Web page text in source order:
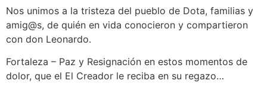
Nos unimos a la tristeza del pueblo de Dota, familias y
amig@s, de quién en vida conocieron y compartieron
con don Leonardo.
Fortaleza – Paz y Resignación en estos momentos de
dolor, que el El Creador le reciba en su regazo…